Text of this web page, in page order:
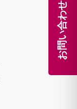
お問い合わせ